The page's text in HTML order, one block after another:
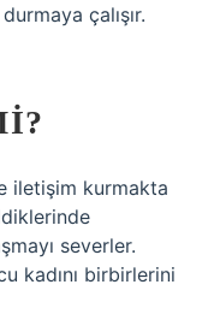
çalışır.
iletişim kurmakta
severler.
kadını birbirlerini